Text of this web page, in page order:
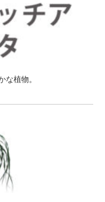
な植物。